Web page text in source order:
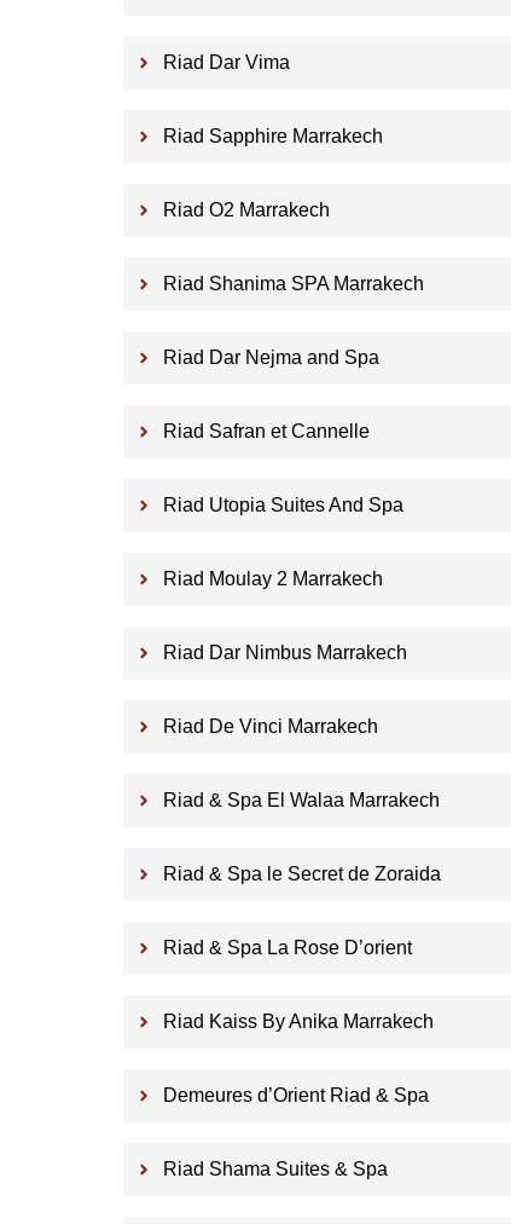
Riad Dar Vima
Riad Sapphire Marrakech
Riad O2 Marrakech
Riad Shanima SPA Marrakech
Riad Dar Nejma and Spa
Riad Safran et Cannelle
Riad Utopia Suites And Spa
Riad Moulay 2 Marrakech
Riad Dar Nimbus Marrakech
Riad De Vinci Marrakech
Riad & Spa El Walaa Marrakech
Riad & Spa le Secret de Zoraida
Riad & Spa La Rose D’orient
Riad Kaiss By Anika Marrakech
Demeures d’Orient Riad & Spa
Riad Shama Suites & Spa